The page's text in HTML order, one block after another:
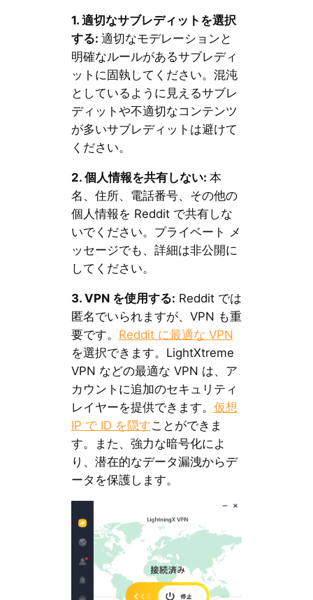
1. 適切なサブレディットを選択
する: 適切なモデレーションと
明確なルールがあるサブレディ
ットに固執してください。混沌
としているように見えるサブレ
ディットや不適切なコンテンツ
が多いサブレディットは避けて
ください。
2. 個人情報を共有しない: 本
名、住所、電話番号、その他の
個人情報を Reddit で共有しな
いでください。プライベート メ
ッセージでも、詳細は非公開に
してください。
3. VPN を使用する: Reddit では
匿名でいられますが、VPN も重
要です。 Reddit に最適な VPN
を選択できます。LightXtreme
VPN などの最適な VPN は、ア
カウントに追加のセキュリティ
レイヤーを提供できます。 仮想
IP で ID を隠すことができま
す。また、強力な暗号化によ
り、潜在的なデータ漏洩からデ
ータを保護します。